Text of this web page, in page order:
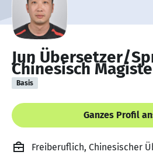
Jun Übersetzer/
Chinesisch
Basis
Ganzes Profil
Freiberuflich, Chinesischer